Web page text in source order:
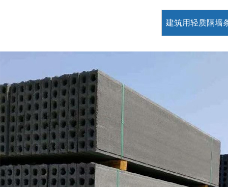
建筑用轻质隔墙